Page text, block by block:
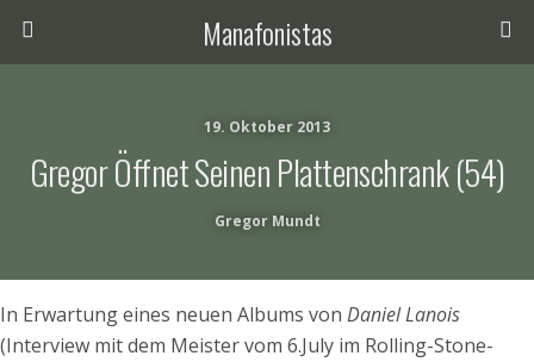
Manafonistas
19. Oktober 2013
Gregor Öffnet Seinen Plattenschrank (54)
Gregor Mundt
In Erwartung eines neuen Albums von Daniel Lanois
(Interview mit dem Meister vom 6.July im Rolling-Stone-